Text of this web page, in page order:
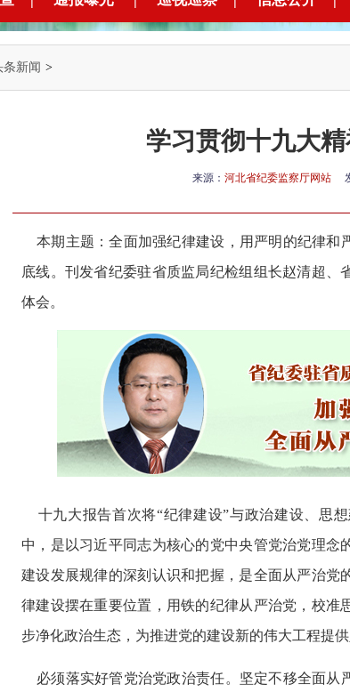
条新闻 >
学习贯彻十九大精
来源： 河北省纪委监察厅网站
本期主题：全面加强纪律建设，用严明的纪律和
底线。刊发省纪委驻省质监局纪检组组长赵清超、
体会。
十九大报告首次将“纪律建设”与政治建设、思
中，是以习近平同志为核心的党中央管党治党理
建设发展规律的深刻认识和把握，是全面从严治
律建设摆在重要位置，用铁的纪律从严治党，校准
步净化政治生态，为推进党的建设新的伟大工程提供
必须落实好管党治党政治责任。坚定不移全面从